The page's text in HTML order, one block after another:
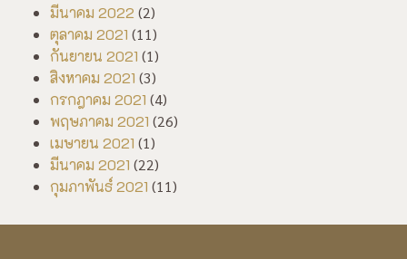
มีนาคม 2022 (2)
ตุลาคม 2021 (11)
กันยายน 2021 (1)
สิงหาคม 2021 (3)
กรกฎาคม 2021 (4)
พฤษภาคม 2021 (26)
เมษายน 2021 (1)
มีนาคม 2021 (22)
กุมภาพันธ์ 2021 (11)